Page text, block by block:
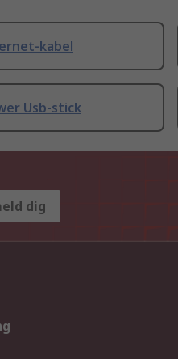
kabel
Usb-stick
dig